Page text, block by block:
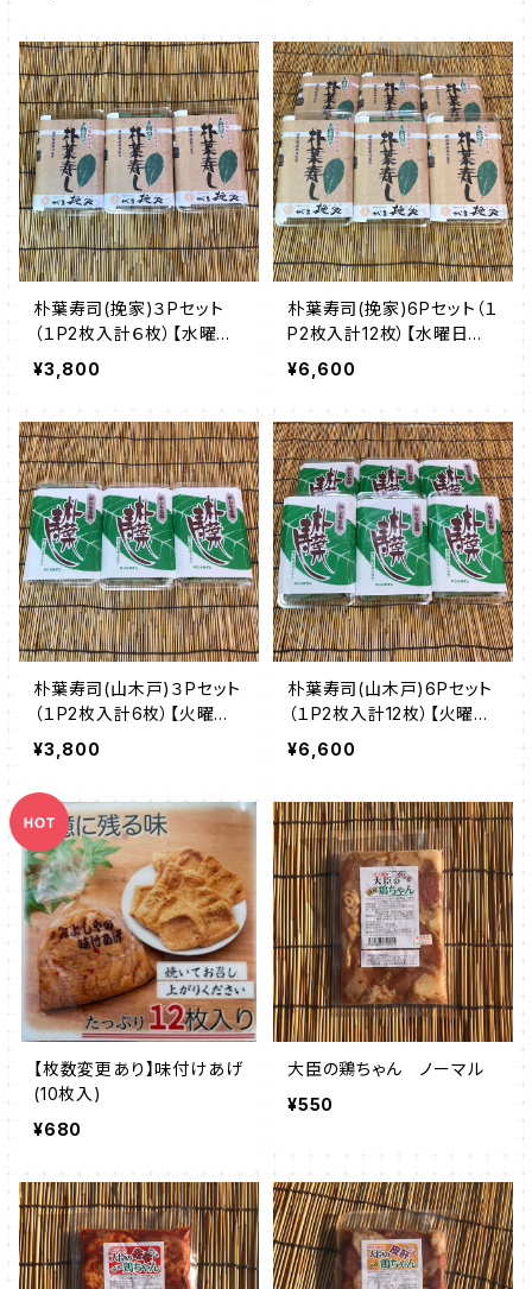
朴葉寿司(挽家)３Pセット
（１P2枚入計６枚）【水曜日
発送(木曜日の配送)不可】
¥3,800
朴葉寿司(挽家)6Pセット（１
P2枚入計12枚）【水曜日発
送(木曜日の配送)不可】
¥6,600
朴葉寿司(山木戸)３Pセット
（１P2枚入計6枚）【火曜日
発送(水曜日の配送)不可】
¥3,800
朴葉寿司(山木戸)6Pセット
（１P2枚入計12枚）【火曜日
発送(水曜日の配送)不可】
¥6,600
【枚数変更あり】味付けあげ
(10枚入)
¥680
大臣の鶏ちゃん ノーマル
¥550